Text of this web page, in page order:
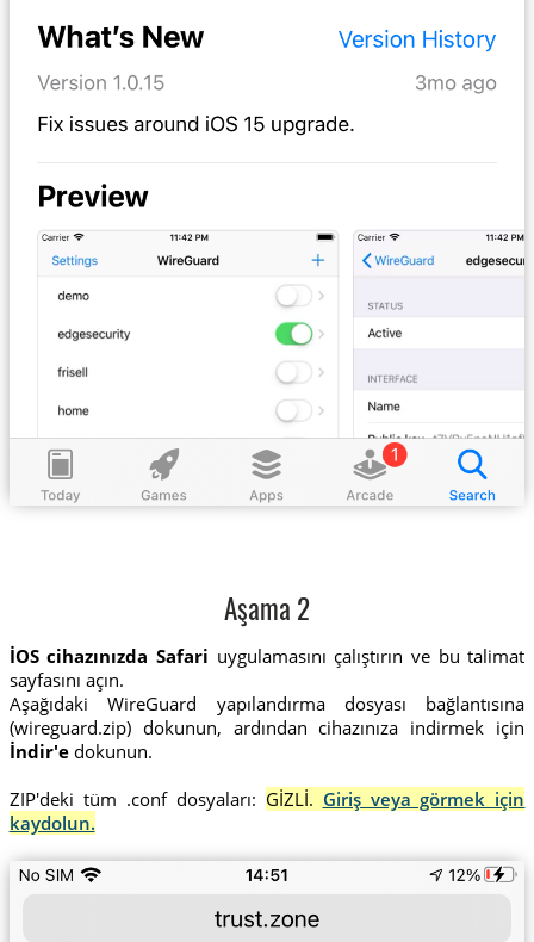
Aşama 2
İOS cihazınızda Safari uygulamasını çalıştırın ve bu talimat
sayfasını açın.
Aşağıdaki WireGuard yapılandırma dosyası bağlantısına
(wireguard.zip) dokunun, ardından cihazınıza indirmek için
İndir'edokunun.
ZIP'deki tüm .conf dosyaları: GİZLİ. Giriş veya görmek için
kaydolun.